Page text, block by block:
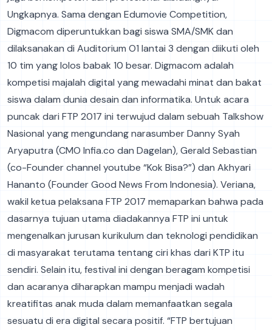
Ungkapnya. Sama dengan Edumovie Competition,
Digmacom diperuntukkan bagi siswa SMA/SMK dan
dilaksanakan di Auditorium O1 lantai 3 dengan diikuti oleh
10 tim yang lolos babak 10 besar. Digmacom adalah
kompetisi majalah digital yang mewadahi minat dan bakat
siswa dalam dunia desain dan informatika. Untuk acara
puncak dari FTP 2017 ini terwujud dalam sebuah Talkshow
Nasional yang mengundang narasumber Danny Syah
Aryaputra (CMO Infia.co dan Dagelan), Gerald Sebastian
(co-Founder channel youtube “Kok Bisa?”) dan Akhyari
Hananto (Founder Good News From Indonesia). Veriana,
wakil ketua pelaksana FTP 2017 memaparkan bahwa pada
dasarnya tujuan utama diadakannya FTP ini untuk
mengenalkan jurusan kurikulum dan teknologi pendidikan
di masyarakat terutama tentang ciri khas dari KTP itu
sendiri. Selain itu, festival ini dengan beragam kompetisi
dan acaranya diharapkan mampu menjadi wadah
kreatifitas anak muda dalam memanfaatkan segala
sesuatu di era digital secara positif. “FTP bertujuan